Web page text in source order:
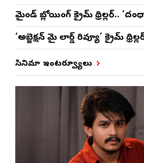
మైండ్ బ్లోయింగ్ క్రైమ్ థ్రిల్లర్..
‘అబ్జెక్ష‌న్ మై లార్డ్ రివ్యూ’ క్రైమ్
సినిమా ఇంటర్వ్యూలు